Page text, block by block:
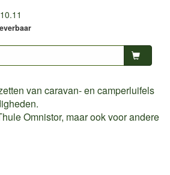
van caravan- en camperluifels
Omnistor, maar ook voor andere